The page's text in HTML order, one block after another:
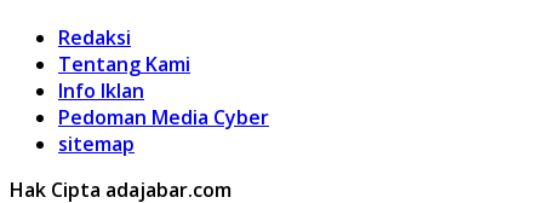
Redaksi
Tentang Kami
Info Iklan
Pedoman Media Cyber
sitemap
Hak Cipta adajabar.com